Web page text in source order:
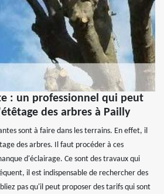
: un professionnel qui peut
des arbres à Pailly
sont à faire dans les terrains. En effet, il
des arbres. Il faut procéder à ces
d'éclairage. Ce sont des travaux qui
il est indispensable de rechercher des
pas qu'il peut proposer des tarifs qui sont